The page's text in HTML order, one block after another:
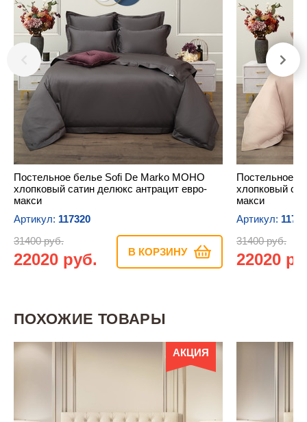
Постельное белье Sofi De Marko МОНО
хлопковый сатин делюкс антрацит евро-
макси
Артикул: 117320
31400 руб.
22020 руб. В КОРЗИНУ
Постельное
хлопковый
макси
Артикул:
31400 руб.
22020
ПОХОЖИЕ ТОВАРЫ
АКЦИЯ